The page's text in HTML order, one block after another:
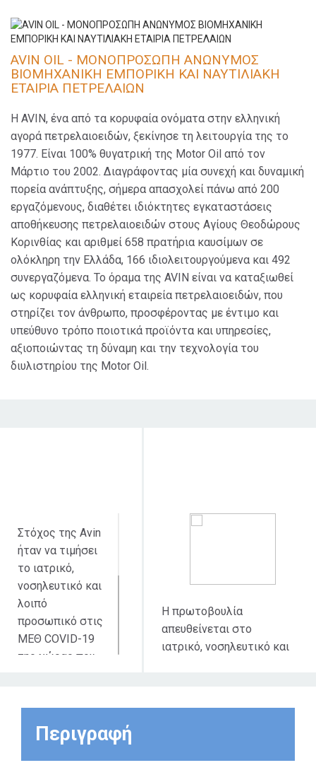
AVIN OIL - ΜΟΝΟΠΡΟΣΩΠΗ ΑΝΩΝΥΜΟΣ
ΒΙΟΜΗΧΑΝΙΚΗ ΕΜΠΟΡΙΚΗ ΚΑΙ ΝΑΥΤΙΛΙΑΚΗ
ΕΤΑΙΡΙΑ ΠΕΤΡΕΛΑΙΩΝ
Η AVIN, ένα από τα κορυφαία ονόματα στην ελληνική
αγορά πετρελαιοειδών, ξεκίνησε τη λειτουργία της το
1977. Είναι 100% θυγατρική της Motor Oil από τον
Μάρτιο του 2002. Διαγράφοντας μία συνεχή και δυναμική
πορεία ανάπτυξης, σήμερα απασχολεί πάνω από 200
εργαζόμενους, διαθέτει ιδιόκτητες εγκαταστάσεις
αποθήκευσης πετρελαιοειδών στους Αγίους Θεοδώρους
Κορινθίας και αριθμεί 658 πρατήρια καυσίμων σε
ολόκληρη την Ελλάδα, 166 ιδιολειτουργούμενα και 492
συνεργαζόμενα. Το όραμα της AVIN είναι να καταξιωθεί
ως κορυφαία ελληνική εταιρεία πετρελαιοειδών, που
στηρίζει τον άνθρωπο, προσφέροντας με έντιμο και
υπεύθυνο τρόπο ποιοτικά προϊόντα και υπηρεσίες,
αξιοποιώντας τη δύναμη και την τεχνολογία του
διυλιστηρίου της Motor Oil.
Στόχος της Avin
ήταν να τιμήσει
το ιατρικό,
νοσηλευτικό και
λοιπό
προσωπικό στις
ΜΕΘ COVID-19
της χώρας που
άμυνας κατά
πρωτόγνωρης
για την
Η πρωτοβουλία
απευθείνεται στο
ιατρικό, νοσηλευτικό και
Περιγραφή